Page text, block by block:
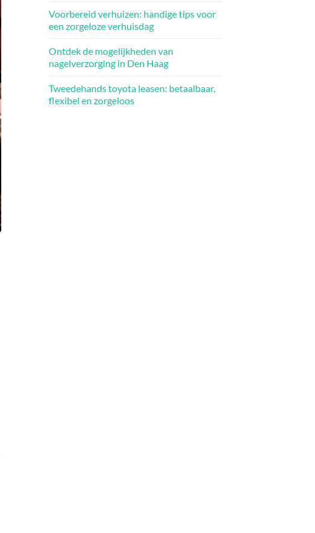
Voorbereid verhuizen: handige tips voor
een zorgeloze verhuisdag
Ontdek de mogelijkheden van
nagelverzorging in Den Haag
Tweedehands toyota leasen: betaalbaar,
flexibel en zorgeloos